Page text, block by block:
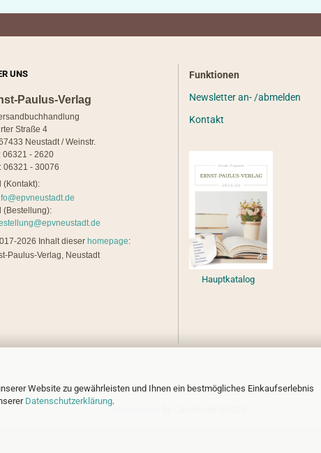
Website zu gewährleisten und Ihnen ein bestmögliches Einkaufserlebnis
Datenschutzerklärung.
UNS
Paulus-Verlag
Straße 4
Neustadt / Weinstr.
06321 - 2620
06321 - 30076
(Kontakt):
(Bestellung):
2026 Inhalt dieser homepage:
Paulus-Verlag, Neustadt
Funktionen
Newsletter an- /abmelden
Kontakt
Hauptkatalog
Internetshop